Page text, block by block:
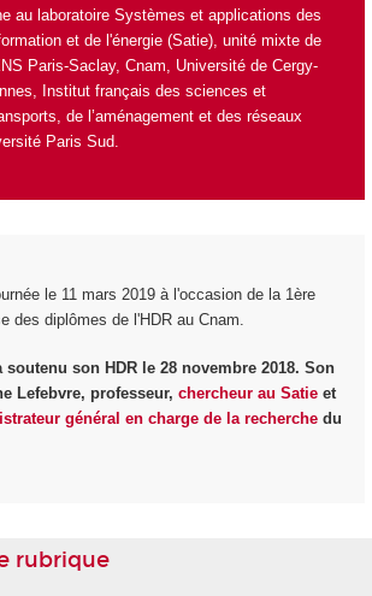
au laboratoire Systèmes et applications des
et de l'énergie (Satie), unité mixte de
Paris-Saclay, Cnam, Université de Cergy-
Institut français des sciences et
de l’aménagement et des réseaux
Paris Sud
le 11 mars 2019 à l'occasion de la 1ère
des diplômes de l'HDR au Cnam.
soutenu son HDR le 28 novembre 2018. Son
Lefebvre, professeur, chercheur au Satieet
général en charge de la recherchedu
rubrique